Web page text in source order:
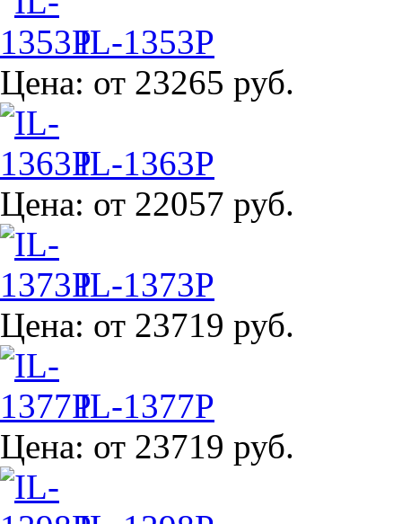
IL-1353P
Цена: от 23265 руб.
IL-1363P
Цена: от 22057 руб.
IL-1373P
Цена: от 23719 руб.
IL-1377P
Цена: от 23719 руб.